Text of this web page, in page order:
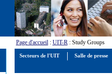
Page d'accueil: UIT-R: Study Groups
Secteurs de l'UIT Salle de presse